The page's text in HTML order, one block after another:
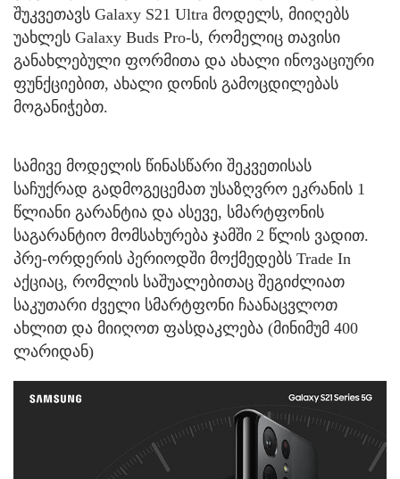
შუკვეთავს Galaxy S21 Ultra მოდელს, მიიღებს
უახლეს Galaxy Buds Pro-ს, რომელიც თავისი
განახლებული ფორმითა და ახალი ინოვაციური
ფუნქციებით, ახალი დონის გამოცდილებას
მოგანიჭებთ.
სამივე მოდელის წინასწარი შეკვეთისას
საჩუქრად გადმოგეცემათ უსაზღვრო ეკრანის 1
წლიანი გარანტია და ასევე, სმარტფონის
საგარანტიო მომსახურება ჯამში 2 წლის ვადით.
პრე-ორდერის პერიოდში მოქმედებს Trade In
აქციაც, რომლის საშუალებითაც შეგიძლიათ
საკუთარი ძველი სმარტფონი ჩაანაცვლოთ
ახლით და მიიღოთ ფასდაკლება (მინიმუმ 400
ლარიდან)